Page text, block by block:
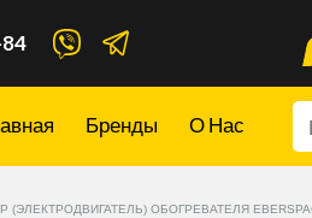
Бренды О Нас
(ЭЛЕКТРОДВИГАТЕЛЬ) ОБОГРЕВАТЕЛЯ